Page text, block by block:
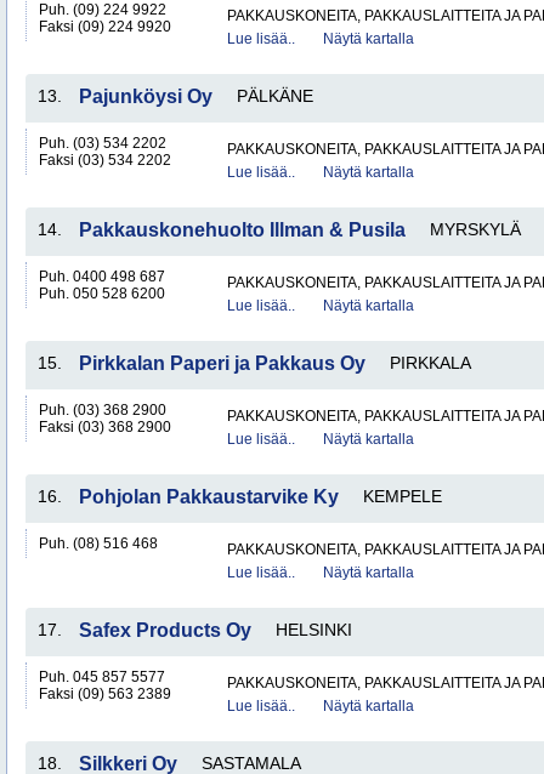
Puh. (09) 224 9922
Faksi (09) 224 9920
PAKKAUSKONEITA, PAKKAUSLAITTEITA JA
Lue lisää..
Näytä kartalla
13. Pajunköysi Oy PÄLKÄNE
Puh. (03) 534 2202
Faksi (03) 534 2202
PAKKAUSKONEITA, PAKKAUSLAITTEITA JA
Lue lisää..
Näytä kartalla
14. Pakkauskonehuolto Illman & Pusila MYRSKYLÄ
Puh. 0400 498 687
Puh. 050 528 6200
PAKKAUSKONEITA, PAKKAUSLAITTEITA JA
Lue lisää..
Näytä kartalla
15. Pirkkalan Paperi ja Pakkaus Oy PIRKKALA
Puh. (03) 368 2900
Faksi (03) 368 2900
PAKKAUSKONEITA, PAKKAUSLAITTEITA JA
Lue lisää..
Näytä kartalla
16. Pohjolan Pakkaustarvike Ky KEMPELE
Puh. (08) 516 468
PAKKAUSKONEITA, PAKKAUSLAITTEITA JA
Lue lisää..
Näytä kartalla
17. Safex Products Oy HELSINKI
Puh. 045 857 5577
Faksi (09) 563 2389
PAKKAUSKONEITA, PAKKAUSLAITTEITA JA
Lue lisää..
Näytä kartalla
18. Silkkeri Oy SASTAMALA